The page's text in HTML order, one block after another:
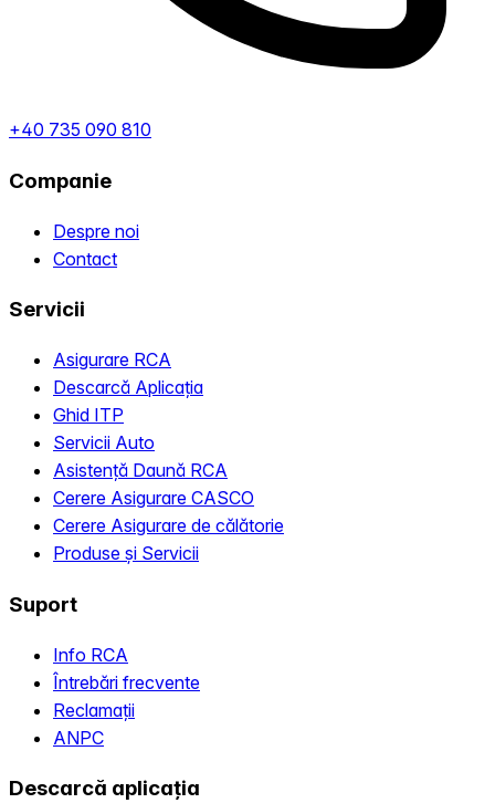
+40 735 090 810
Companie
Despre noi
Contact
Servicii
Asigurare RCA
Descarcă Aplicația
Ghid ITP
Servicii Auto
Asistență Daună RCA
Cerere Asigurare CASCO
Cerere Asigurare de călătorie
Produse și Servicii
Suport
Info RCA
Întrebări frecvente
Reclamații
ANPC
Descarcă aplicația